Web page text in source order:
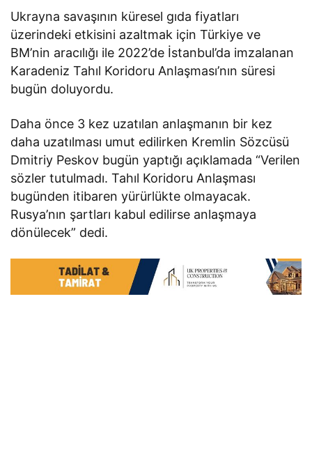
Ukrayna savaşının küresel gıda fiyatları
üzerindeki etkisini azaltmak için Türkiye ve
BM’nin aracılığı ile 2022’de İstanbul’da imzalanan
Karadeniz Tahıl Koridoru Anlaşması’nın süresi
bugün doluyordu.
Daha önce 3 kez uzatılan anlaşmanın bir kez
daha uzatılması umut edilirken Kremlin Sözcüsü
Dmitriy Peskov bugün yaptığı açıklamada “Verilen
sözler tutulmadı. Tahıl Koridoru Anlaşması
bugünden itibaren yürürlükte olmayacak.
Rusya’nın şartları kabul edilirse anlaşmaya
dönülecek” dedi.